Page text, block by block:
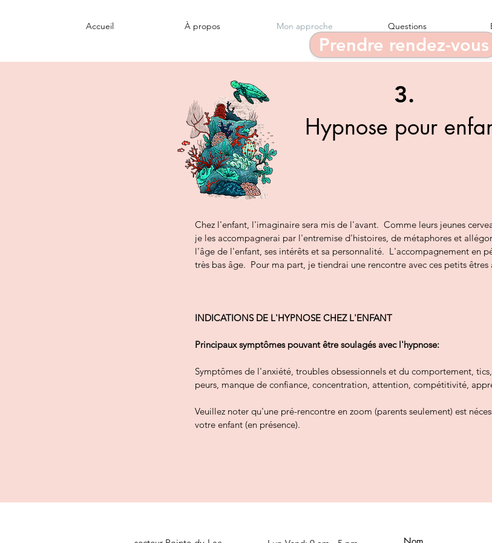
Accueil À propos Mon approche Questions
Prendre rendez-vous
3.
Hypnose pour
Chez l'enfant, l'imaginaire sera mis de l'avant. Comme leurs jeunes
je les accompagnerai par l'entremise d'histoires, de métaphores et
l'âge de l'enfant, ses intérêts et sa personnalité. L'accompagnement en
très bas âge. Pour ma part, je tiendrai une rencontre avec ces petits
INDICATIONS DE L'HYPNOSE CHEZ L'ENFANT
Principaux symptômes pouvant être soulagés avec l'hypnose:
Symptômes de l'anxiété, troubles obsessionnels et du comportement,
peurs, manque de confiance, concentration, attention, compétitivité,
Veuillez noter qu'une pré-rencontre en zoom (parents seulement) est
votre enfant (en présence).